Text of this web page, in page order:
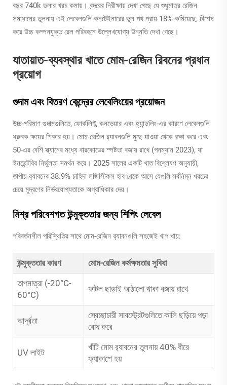
বছর 740k ডলার খরচ কমায়। বন্দরের নিরীক্ষায় দেখা গেছে যে শুধুমাত্র রেজিন
সমাধানের তুলনায় এই লেবেলগুলি কনটেইনারের ভুল পথ প্রায় 18% কমিয়েছে, বিশেষ
করে উচ্চ কম্পনযুক্ত রেল পরিবহনে উল্লেখযোগ্য উন্নতি দেখা গেছে।
যাতায়াত-ব্যবস্থার খাতে মোম-রেজিন রিবনের প্রধান
প্রয়োগ
গুদাম এবং বিতরণ কেন্দ্রের লেবেলিংয়ের প্রয়োজন
উচ্চ-পরিমাণ গুদামগুলিতে, ফোর্কলিফ্ট, কনভেয়ার এবং হ্যান্ডলিং-এর কারণে লেবেলগুলি
ধ্রুবক ক্ষয়ের শিকার হয়। মোম-রেজিন র‍্যাবনগুলি মুছে যাওয়া থেকে রক্ষা করে এবং
50-এর বেশি স্ক্যানের মধ্যে বারকোডের স্পষ্টতা বজায় রাখে (পনম্যান 2023), যা
ইনভেন্টরির নির্ভুলতা সমর্থন করে। 2025 সালের একটি খাত বিশ্লেষণ অনুযায়ী,
তাপীয় র‍্যাবনের 38.9% চাহিদা লজিস্টিকস হাব থেকে আসে যেগুলি সর্বনিম্ন খরচের
চেয়ে মুদ্রণের নির্ভরযোগ্যতাকে অগ্রাধিকার দেয়।
মিশ্র পরিবেশগত উন্মুক্ততার জন্য শিপিং লেবেল
পরিবর্তনশীল পরিস্থিতির সাথে মোম-রেজিন র‍্যাবনগুলি সহজেই খাপ খায়:
উন্মুক্ততার কারণ
মোম-রেজিন কর্মক্ষমতার সুবিধা
তাপমাত্রা (-20°C-
60°C)
ফাটল ছাড়াই আঠালো থাকা বজায় রাখে
আর্দ্রতা
স্বেচ্ছাচারী সাবস্ট্রেটগুলিতে কালি ছড়িয়ে পড়া
রোধ করে
UV লাইট
খাঁটি মোম র‍্যাবনের তুলনায় 40% ধীরে
ফ্যাকাশে হয়